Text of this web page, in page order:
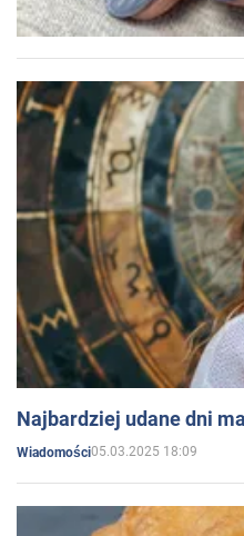
Najbardziej udane dni
Wiadomości05.03.2025 18:09